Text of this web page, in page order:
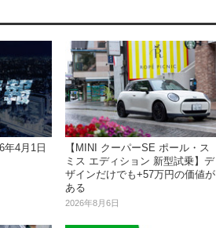
年4月1日
【MINI クーパーSE ポール・ス
ミス エディション 新型試乗】デ
ザインだけでも+57万円の価値が
ある
2026年8月6日